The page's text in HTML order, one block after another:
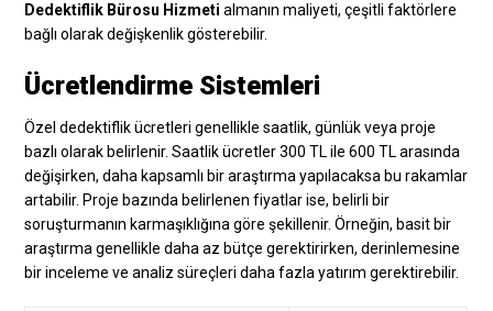
Dedektiflik Bürosu Hizmeti almanın maliyeti, çeşitli faktörlere
bağlı olarak değişkenlik gösterebilir.
Ücretlendirme Sistemleri
Özel dedektiflik ücretleri genellikle saatlik, günlük veya proje
bazlı olarak belirlenir. Saatlik ücretler 300 TL ile 600 TL arasında
değişirken, daha kapsamlı bir araştırma yapılacaksa bu rakamlar
artabilir. Proje bazında belirlenen fiyatlar ise, belirli bir
soruşturmanın karmaşıklığına göre şekillenir. Örneğin, basit bir
araştırma genellikle daha az bütçe gerektirirken, derinlemesine
bir inceleme ve analiz süreçleri daha fazla yatırım gerektirebilir.